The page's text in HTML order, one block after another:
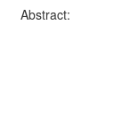
Abstract: